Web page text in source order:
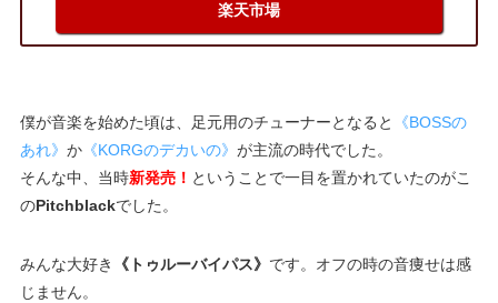
楽天市場
僕が音楽を始めた頃は、足元用のチューナーとなると
《BOSSの
あれ》 か《KORGのデカいの》 が主流の時代でした。
そんな中、当時新発売！ ということで一目を置かれていたのがこ
のPitchblackでした。
みんな大好き 《トゥルーバイパス》 です。オフの時の音痩せは感
じません。